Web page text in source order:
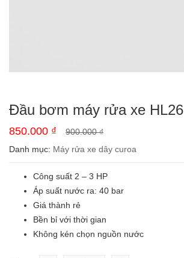
Đầu bơm máy rửa xe HL26
900.000₫
850.000 ₫
Danh mục: Máy rửa xe dây curoa
Công suất 2 – 3 HP
Áp suất nước ra: 40 bar
Giá thành rẻ
Bền bỉ với thời gian
Không kén chọn nguồn nước